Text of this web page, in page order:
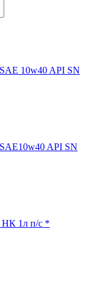
10w40 API SN
API SN
НК 1л п/с *